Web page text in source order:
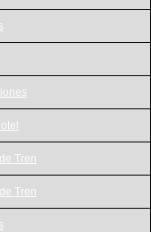
Tren
Tren